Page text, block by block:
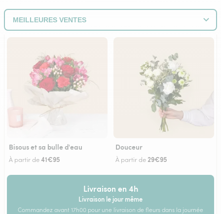
Bisous et sa bulle d'eau
À partir de41€95
Douceur
À partir de 29€95
Livraison en 4h
Livraison le jour même
Commandez avant 17h00 pour une livraison de fleurs dans la journée